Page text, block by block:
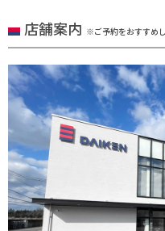
店舗案内 ※ご予約をおすすめ